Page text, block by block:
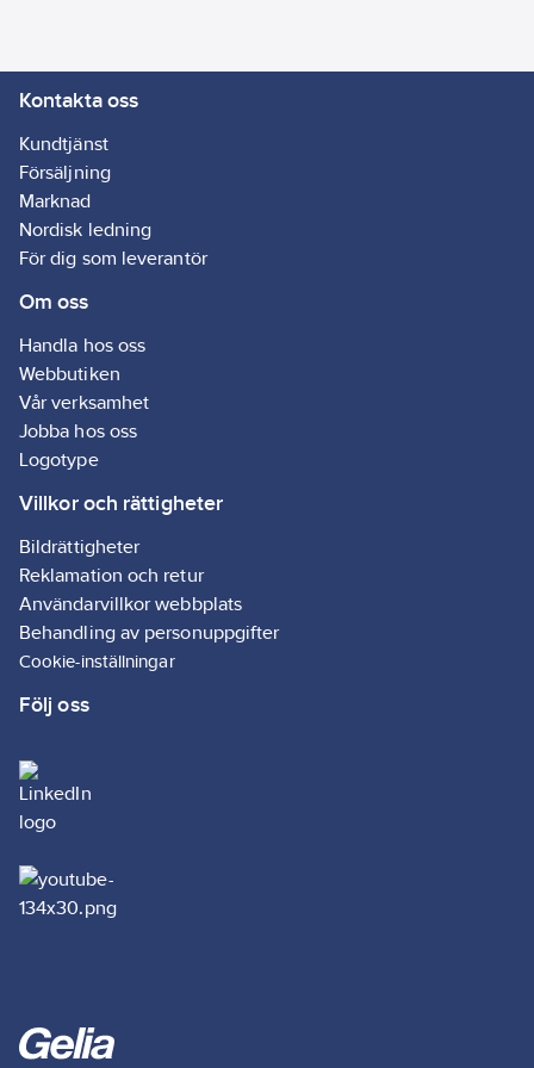
tvättas vid 30°C.
Artikelnr: 35171330
Lev.
artikelnr:
55389-00020-00
Ean
artikelnr:
4042448857392
Kontakta oss
Kundtjänst
Försäljning
Marknad
Nordisk ledning
För dig som leverantör
Om oss
Handla hos oss
Webbutiken
Vår verksamhet
Jobba hos oss
Logotype
Villkor och rättigheter
Bildrättigheter
Reklamation och retur
Användarvillkor webbplats
Behandling av personuppgifter
Cookie-inställningar
Följ oss